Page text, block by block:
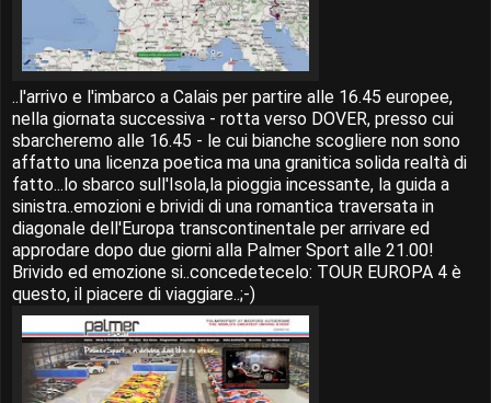
..l'arrivo e l'imbarco a Calais per partire alle 16.45 europee,
nella giornata successiva - rotta verso DOVER, presso cui
sbarcheremo alle 16.45 - le cui bianche scogliere non sono
affatto una licenza poetica ma una granitica solida realtà di
fatto...lo sbarco sull'Isola,la pioggia incessante, la guida a
sinistra..emozioni e brividi di una romantica traversata in
diagonale dell'Europa transcontinentale per arrivare ed
approdare dopo due giorni alla Palmer Sport alle 21.00!
Brivido ed emozione si..concedetecelo: TOUR EUROPA 4 è
questo, il piacere di viaggiare..;-)